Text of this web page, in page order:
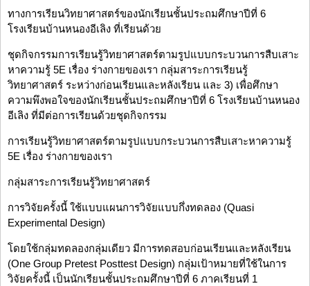
ทางการเรียนวิทยาศาสตร์ของนักเรียนชั้นประถมศึกษาปีที่ 6
โรงเรียนบ้านหนองอีเลิง ที่เรียนด้วย
ชุดกิจกรรมการเรียนรู้วิทยาศาสตร์ตามรูปแบบกระบวนการสืบเสาะ
หาความรู้ 5E เรื่อง ร่างกายของเรา กลุ่มสาระการเรียนรู้
วิทยาศาสตร์ ระหว่างก่อนเรียนและหลังเรียน และ 3) เพื่อศึกษา
ความพึงพอใจของนักเรียนชั้นประถมศึกษาปีที่ 6 โรงเรียนบ้านหนอง
อีเลิง ที่มีต่อการเรียนด้วยชุดกิจกรรม
การเรียนรู้วิทยาศาสตร์ตามรูปแบบกระบวนการสืบเสาะหาความรู้
5E เรื่อง ร่างกายของเรา
กลุ่มสาระการเรียนรู้วิทยาศาสตร์
การวิจัยครั้งนี้ ใช้แบบแผนการวิจัยแบบกึ่งทดลอง (Quasi
Experimental Design)
โดยใช้กลุ่มทดลองกลุ่มเดียว มีการทดสอบก่อนเรียนและหลังเรียน
(One Group Pretest Posttest Design) กลุ่มเป้าหมายที่ใช้ในการ
วิจัยครั้งนี้ เป็นนักเรียนชั้นประถมศึกษาปีที่ 6 ภาคเรียนที่ 1